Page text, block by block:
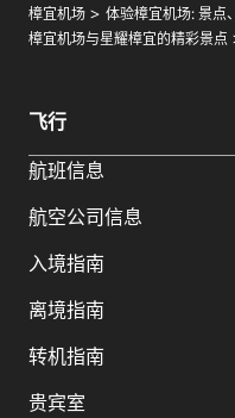
樟宜机场
体验樟宜机场: 景点
樟宜机场与星耀樟宜的精彩景点
飞行
航班信息
航空公司信息
入境指南
离境指南
转机指南
贵宾室